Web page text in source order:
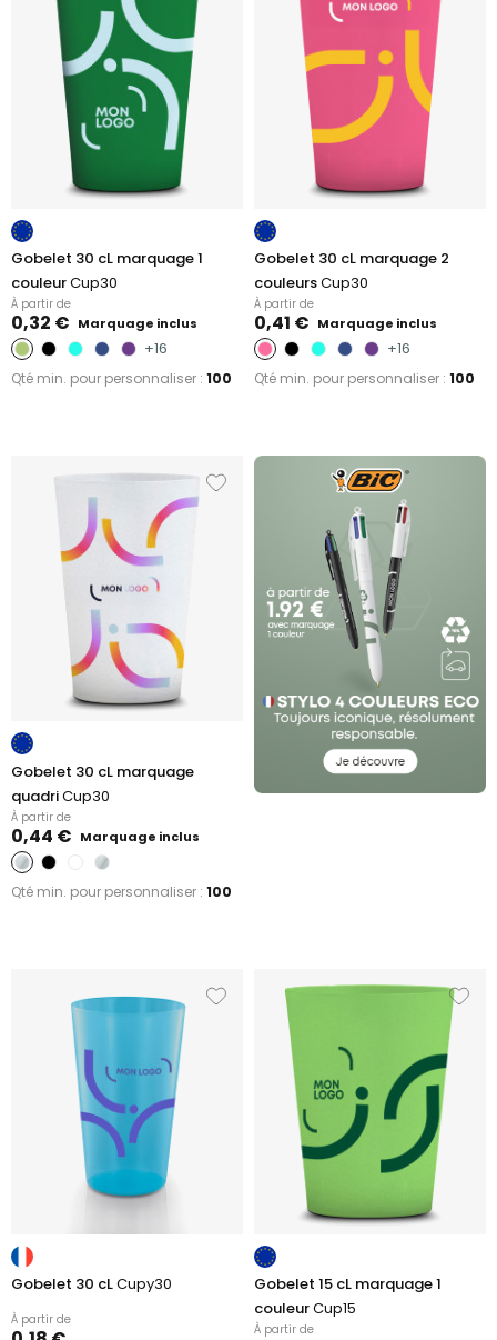
Gobelet 30 cL marquage 1
couleurCup30
À partir de
0,32 € Marquage inclus
+16
Qté min. pour personnaliser : 100
Gobelet 30 cL marquage 2
couleursCup30
À partir de
0,41 € Marquage inclus
+16
Qté min. pour personnaliser : 100
Gobelet 30 cL marquage
quadriCup30
À partir de
0,44 € Marquage inclus
Qté min. pour personnaliser : 100
Gobelet 30 cLCupy30
À partir de
Gobelet 15 cL marquage 1
couleurCup15
À partir de